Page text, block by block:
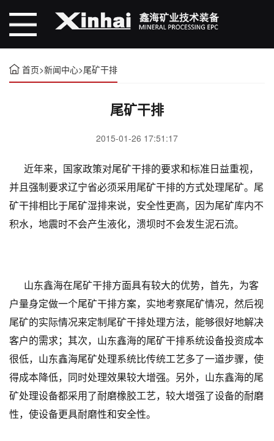
首页>新闻中心>尾矿干排
尾矿干排
2015-01-26 17:51:17
近年来，国家政策对尾矿干排的要求和标准日益重视，
并且强制要求辽宁省必须采用尾矿干排的方式处理尾矿。尾
矿干排相比于尾矿湿排来说，安全性更高，因为尾矿库内不
积水，地震时不会产生液化，溃坝时不会发生泥石流。
山东鑫海在尾矿干排方面具有较大的优势，首先，为客
户量身定做一个尾矿干排方案，实地考察尾矿情况，然后视
尾矿的实际情况来定制尾矿干排处理方法，能够很好地解决
客户的需求；其次，山东鑫海的尾矿干排系统设备投资成本
很低，山东鑫海尾矿处理系统比传统工艺多了一道步骤，使
得成本降低，同时处理效果较大增强。另外，山东鑫海的尾
矿处理设备都采用了耐磨橡胶工艺，较大增强了设备的耐磨
性，使设备更具耐磨性和安全性。